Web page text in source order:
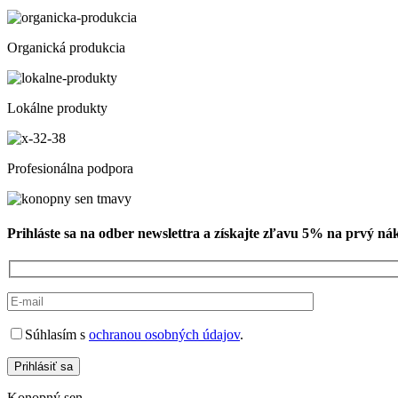
Organická produkcia
Lokálne produkty
Profesionálna podpora
Prihláste sa na odber newslettra a získajte zľavu 5% na prvý
Súhlasím s ochranou osobných údajov.
Prihlásiť sa